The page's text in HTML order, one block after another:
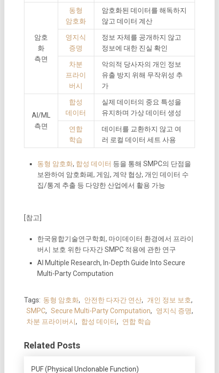
암호
화
측면
동형
암호화
암호화된 데이터를 해독하지
않고 데이터 계산
영지식
증명
정보 자체를 공개하지 않고
정보에 대한 진실 확인
차분
프라이
버시
악의적 당사자의 개인 정보
유출 방지 위해 무작위성 추
가
AI/ML
측면
합성
데이터
실제 데이터의 중요 특성을
유지하며 가상 데이터 생성
연합
학습
데이터를 교환하지 않고 여
러 로컬 데이터 세트 사용
동형 암호화, 합성 데이터 등을 통해 SMPC의 단점을
보완하여 암호화폐, 게임, 계약 협상, 개인 데이터 수
집/통계 추출 등 다양한 산업에서 활용 가능
[참고]
한국융합기술연구학회, 마이데이터 환경에서 프라이
버시 보호 위한 다자간 SMPC 적용에 관한 연구
AI Multiple Research, In-Depth Guide Into Secure
Multi-Party Computation
Tags: 동형 암호화, 안전한 다자간 연산, 개인 정보 보호,
SMPC, Secure Multi-Party Computation, 영지식 증명,
차분 프라이버시, 합성 데이터, 연합 학습
Related Posts
PUF (Physical Unclonable Function)